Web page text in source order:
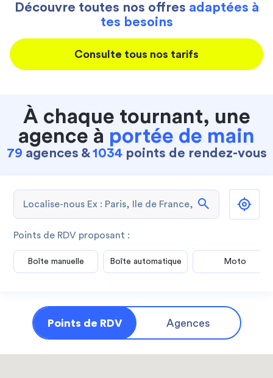
Découvre toutes nos offres adaptées à
tes besoins
Consulte tous nos tarifs
À chaque tournant, une
agence à portée de main
79 agences &1034points de rendez-vous
search
Points de RDV proposant :
Boîte manuelle Boîte automatique Moto
Points de RDV Agences